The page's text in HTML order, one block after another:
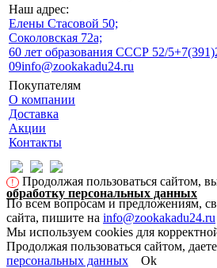
Наш адрес:
Eлены Стасовой 50;
Соколовская 72а;
60 лет образования СССР 52/5
09info@zookakadu24.ru
Покупателям
О компании
Доставка
Акции
Контакты
!
Продолжая пользоваться сайтом,
обработку персональных данных
По всем вопросам и предложениям,
сайта, пишите на info@zookakadu24.ru
Мы используем cookies для
Продолжая пользоваться сайтом,
персональных данных
Ok